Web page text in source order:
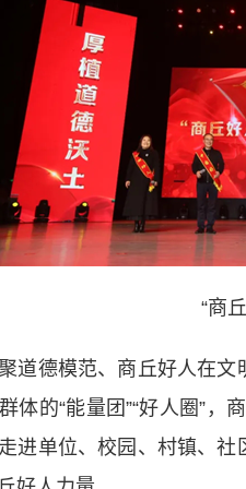
“商
德模范、商丘好人在文
体的“能量团”“好人圈”，
进单位、校园、村镇、